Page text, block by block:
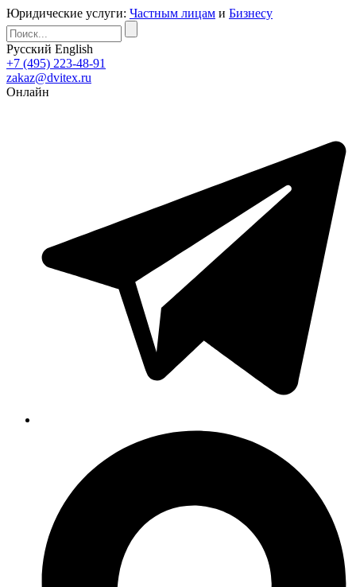
Юридические услуги: Частным лицам и Бизнесу
Русский English
+7 (495) 223-48-91
zakaz@dvitex.ru
Онлайн